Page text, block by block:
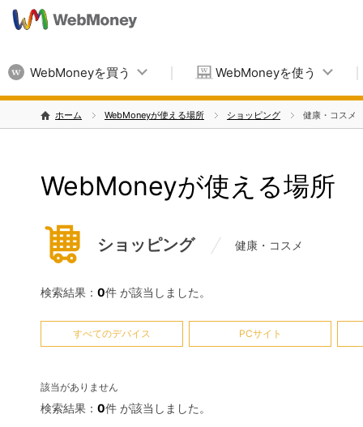
WebMoneyを買う WebMoneyを使う
ホーム WebMoneyが使える場所 ショッピング 健康・コスメ
WebMoneyが使える場所
ショッピング 健康・コスメ
検索結果： 0件 が該当しました。
すべてのデバイス PCサイト
該当がありません
検索結果： 0件 が該当しました。